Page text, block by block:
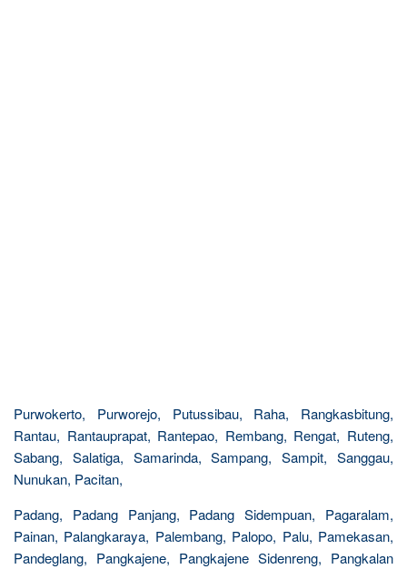
Purwokerto, Purworejo, Putussibau, Raha, Rangkasbitung,
Rantau, Rantauprapat, Rantepao, Rembang, Rengat, Ruteng,
Sabang, Salatiga, Samarinda, Sampang, Sampit, Sanggau,
Nunukan, Pacitan,
Padang, Padang Panjang, Padang Sidempuan, Pagaralam,
Painan, Palangkaraya, Palembang, Palopo, Palu, Pamekasan,
Pandeglang, Pangkajene, Pangkajene Sidenreng, Pangkalan